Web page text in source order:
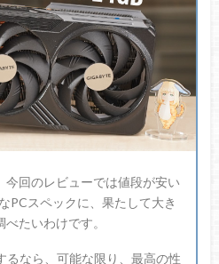
回のレビューでは値段が安い
PCスペックに、果たして大き
たいわけです。
るなら、可能な限り、最高の性